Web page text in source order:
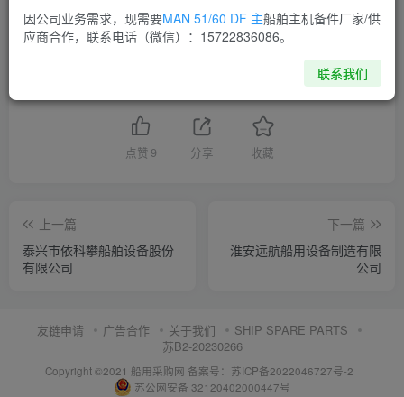
供应商通讯录 江苏
点赞 9 分享 收藏
上一篇
泰兴市依科攀船舶设备股份
有限公司
下一篇
淮安远航船用设备制造有限
公司
友链申请 广告合作 关于我们
SHIP SPARE PARTS
苏B2-20230266
Copyright ©2021 船用采购网 备案号：苏ICP备2022046727号-2
苏公网安备 32120402000447号
因公司业务需求，现需要MAN 51/60 DF 主船舶主机备件厂家/供
应商合作，联系电话（微信）：15722836086。
联系我们